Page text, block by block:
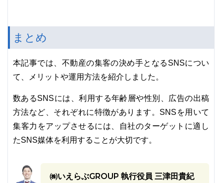
まとめ
本記事では、不動産の集客の決め手となるSNSについ
て、メリットや運用方法を紹介しました。
数あるSNSには、利用する年齢層や性別、広告の出稿
方法など、それぞれに特徴があります。SNSを用いて
集客力をアップさせるには、自社のターゲットに適し
たSNS媒体を利用することが大切です。
㈱いえらぶGROUP 執行役員 三津田貴紀